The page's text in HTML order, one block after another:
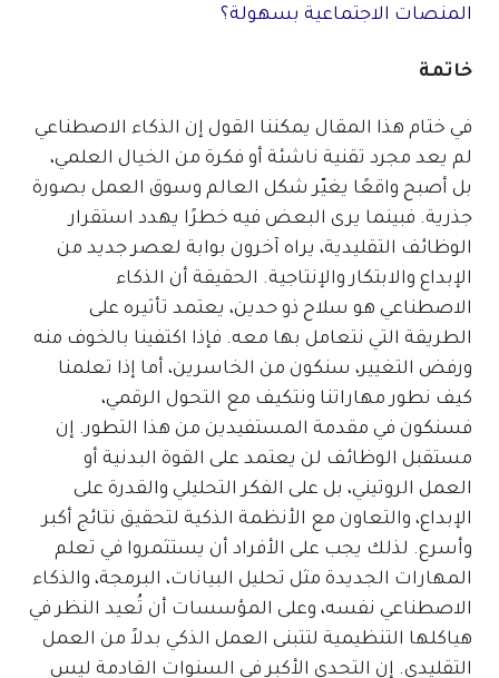
المنصات الاجتماعية بسهولة؟
خاتمة
في ختام هذا المقال يمكننا القول إن الذكاء الاصطناعي
لم يعد مجرد تقنية ناشئة أو فكرة من الخيال العلمي،
بل أصبح واقعًا يغيّر شكل العالم وسوق العمل بصورة
جذرية. فبينما يرى البعض فيه خطرًا يهدد استقرار
الوظائف التقليدية، يراه آخرون بوابة لعصر جديد من
الإبداع والابتكار والإنتاجية. الحقيقة أن الذكاء
الاصطناعي هو سلاح ذو حدين، يعتمد تأثيره على
الطريقة التي نتعامل بها معه. فإذا اكتفينا بالخوف منه
ورفض التغيير، سنكون من الخاسرين، أما إذا تعلمنا
كيف نطور مهاراتنا ونتكيف مع التحول الرقمي،
فسنكون في مقدمة المستفيدين من هذا التطور. إن
مستقبل الوظائف لن يعتمد على القوة البدنية أو
العمل الروتيني، بل على الفكر التحليلي والقدرة على
الإبداع، والتعاون مع الأنظمة الذكية لتحقيق نتائج أكبر
وأسرع. لذلك يجب على الأفراد أن يستثمروا في تعلم
المهارات الجديدة مثل تحليل البيانات، البرمجة، والذكاء
الاصطناعي نفسه، وعلى المؤسسات أن تُعيد النظر في
هياكلها التنظيمية لتتبنى العمل الذكي بدلاً من العمل
التقليدي. إن التحدي الأكبر في السنوات القادمة ليس